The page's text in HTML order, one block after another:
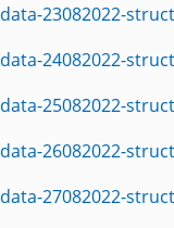
data-23082022-
data-24082022-
data-25082022-
data-26082022-
data-27082022-